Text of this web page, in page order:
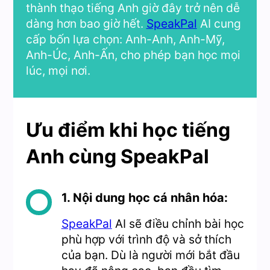
thành thạo tiếng Anh giờ đây trở nên dễ
dàng hơn bao giờ hết. SpeakPal AI cung
cấp bốn lựa chọn: Anh-Anh, Anh-Mỹ,
Anh-Úc, Anh-Ấn, cho phép bạn học mọi
lúc, mọi nơi.
Ưu điểm khi học tiếng
Anh cùng SpeakPal
1. Nội dung học cá nhân hóa:
SpeakPal AI sẽ điều chỉnh bài học
phù hợp với trình độ và sở thích
của bạn. Dù là người mới bắt đầu